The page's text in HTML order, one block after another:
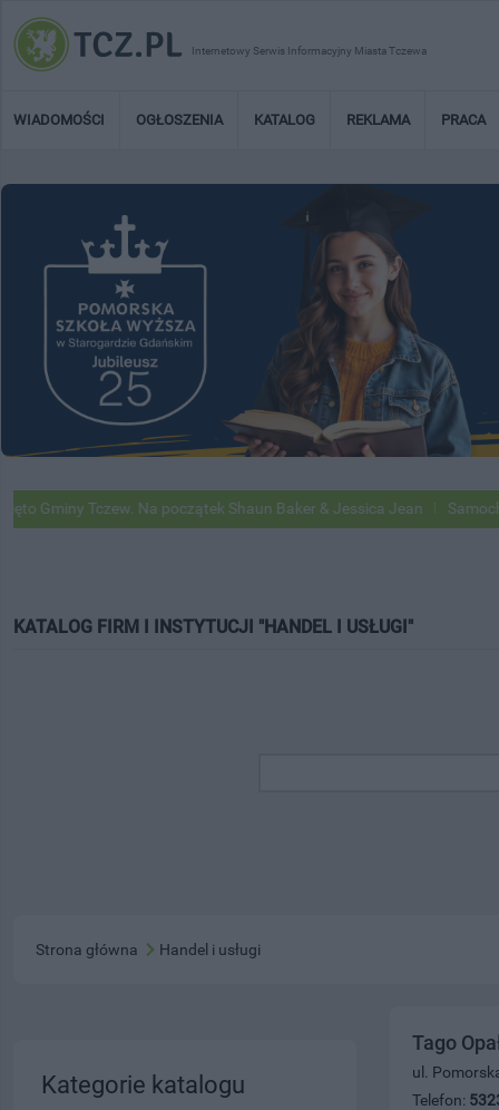
Internetowy Serwis Informacyjny Miasta Tczewa
WIADOMOŚCI OGŁOSZENIA KATALOG REKLAMA PRACA
Tczew. Na początek Shaun Baker & Jessica Jean Samochody
KATALOG FIRM I INSTYTUCJI "HANDEL I USŁUGI"
Strona główna Handel i usługi
Tago
ul.
Telefon:
Kategorie katalogu